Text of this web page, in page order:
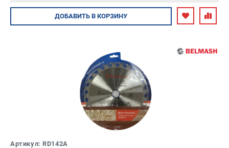
Авторизуйтесь
ДОБАВИТЬ В КОРЗИНУ
Артикул: RD142A